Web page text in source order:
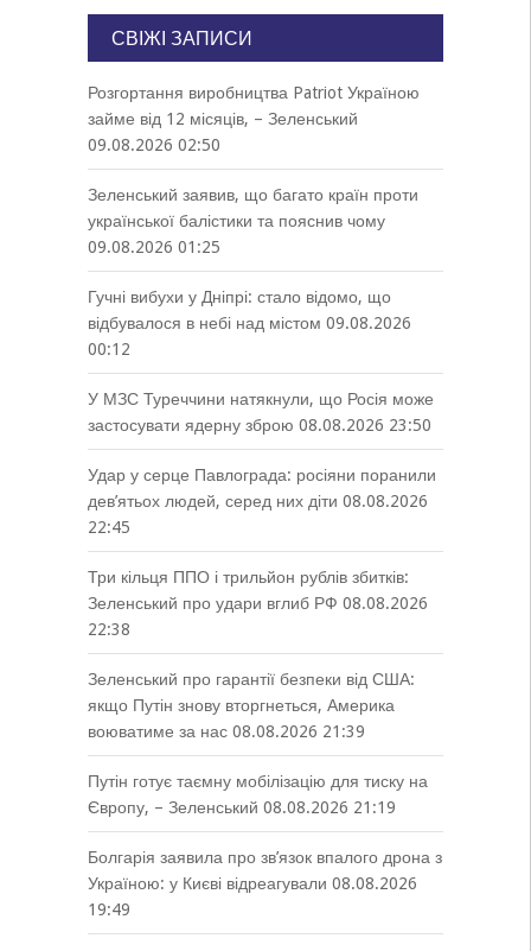
СВІЖІ ЗАПИСИ
Розгортання виробництва Patriot Україною
займе від 12 місяців, – Зеленський
09.08.2026 02:50
Зеленський заявив, що багато країн проти
української балістики та пояснив чому
09.08.2026 01:25
Гучні вибухи у Дніпрі: стало відомо, що
відбувалося в небі над містом 09.08.2026
00:12
У МЗС Туреччини натякнули, що Росія може
застосувати ядерну зброю 08.08.2026 23:50
Удар у серце Павлограда: росіяни поранили
дев’ятьох людей, серед них діти 08.08.2026
22:45
Три кільця ППО і трильйон рублів збитків:
Зеленський про удари вглиб РФ 08.08.2026
22:38
Зеленський про гарантії безпеки від США:
якщо Путін знову вторгнеться, Америка
воюватиме за нас 08.08.2026 21:39
Путін готує таємну мобілізацію для тиску на
Європу, – Зеленський 08.08.2026 21:19
Болгарія заявила про зв’язок впалого дрона з
Україною: у Києві відреагували 08.08.2026
19:49